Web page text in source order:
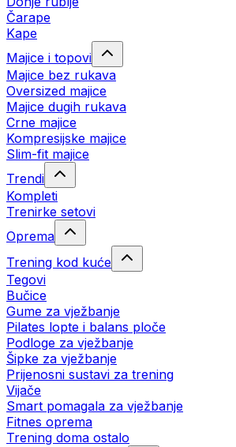
Čarape
Kape
Majice i topovi
Majice bez rukava
Oversized majice
Majice dugih rukava
Crne majice
Kompresijske majice
Slim-fit majice
Trendi
Kompleti
Trenirke setovi
Oprema
Trening kod kuće
Tegovi
Bučice
Gume za vježbanje
Pilates lopte i balans ploče
Podloge za vježbanje
Šipke za vježbanje
Prijenosni sustavi za trening
Vijače
Smart pomagala za vježbanje
Fitnes oprema
Trening doma ostalo